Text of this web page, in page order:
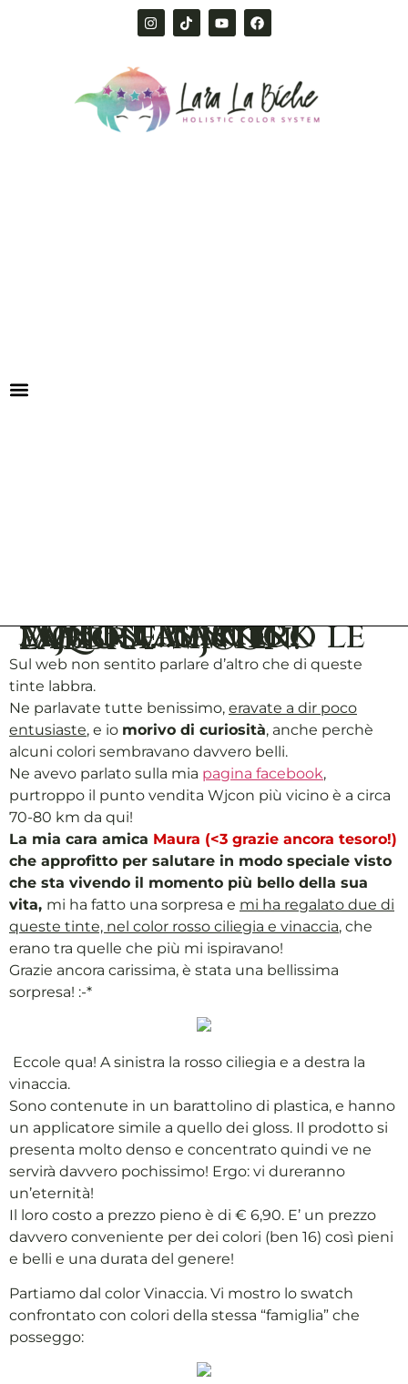
Make up artist long lasting Liquid Lipstick Wjcon…ovvero le famose tinte labbra Wjcon!
Sul web non sentito parlare d’altro che di queste
tinte labbra.
Ne parlavate tutte benissimo, eravate a dir poco
entusiaste, e io morivo di curiosità, anche perchè
alcuni colori sembravano davvero belli.
Ne avevo parlato sulla mia pagina facebook,
purtroppo il punto vendita Wjcon più vicino è a circa
70-80 km da qui!
La mia cara amica Maura (<3 grazie ancora tesoro!)
che approfitto per salutare in modo speciale visto
che sta vivendo il momento più bello della sua
vita, mi ha fatto una sorpresa e mi ha regalato due di
queste tinte, nel color rosso ciliegia e vinaccia, che
erano tra quelle che più mi ispiravano!
Grazie ancora carissima, è stata una bellissima
sorpresa! :-*
Eccole qua! A sinistra la rosso ciliegia e a destra la
vinaccia.
Sono contenute in un barattolino di plastica, e hanno
un applicatore simile a quello dei gloss. Il prodotto si
presenta molto denso e concentrato quindi ve ne
servirà davvero pochissimo! Ergo: vi dureranno
un’eternità!
Il loro costo a prezzo pieno è di € 6,90. E’ un prezzo
davvero conveniente per dei colori (ben 16) così pieni
e belli e una durata del genere!
Partiamo dal color Vinaccia. Vi mostro lo swatch
confrontato con colori della stessa “famiglia” che
posseggo: